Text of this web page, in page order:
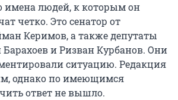
имена людей, к которым он
четко. Это сенатор от
Керимов, а также депутаты
и Ризван Курбанов. Они
ситуацию. Редакция
однако по имеющимся
ответ не вышло.